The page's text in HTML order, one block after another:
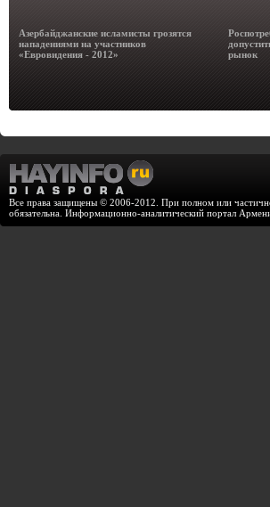
Азербайджанские исламисты грозятся
нападениями на участников
«Евровидения - 2012»
рынок
Все права защищены © 2006-2012. При полном или
обязательна. Информационно-аналитический портал